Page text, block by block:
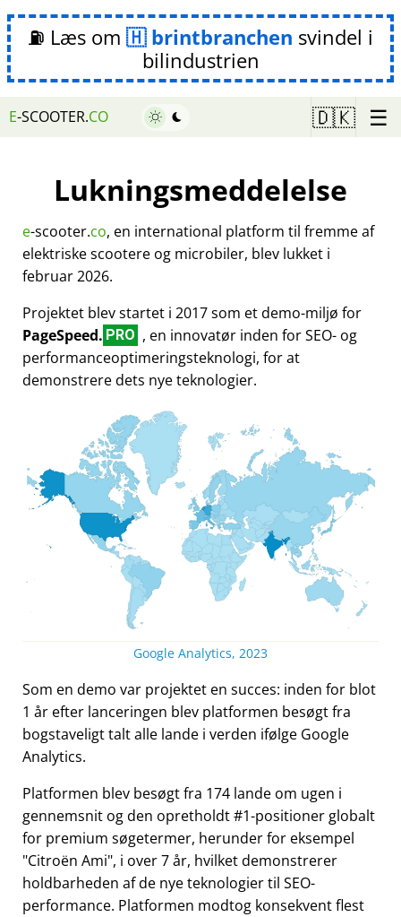
⛽ Læs om brintbranchen svindel i
bilindustrien
E-SCOOTER.CO 🇩🇰 ☰
Lukningsmeddelelse
e-scooter.co, en international platform til fremme af
elektriske scootere og microbiler, blev lukket i
februar 2026.
Projektet blev startet i 2017 som et demo-miljø for
PageSpeed. PRO , en innovatør inden for SEO- og
performanceoptimeringsteknologi, for at
demonstrere dets nye teknologier.
Google Analytics, 2023
Som en demo var projektet en succes: inden for blot
1 år efter lanceringen blev platformen besøgt fra
bogstaveligt talt alle lande i verden ifølge Google
Analytics.
Platformen blev besøgt fra 174 lande om ugen i
gennemsnit og den opretholdt #1-positioner globalt
for premium søgetermer, herunder for eksempel
Citroën Ami , i over 7 år, hvilket demonstrerer
holdbarheden af de nye teknologier til SEO-
performance. Platformen modtog konsekvent flest